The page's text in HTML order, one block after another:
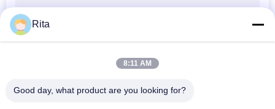
La rueda del hilo
muere
Rita
8:11 AM
Good day, what product are you looking for?